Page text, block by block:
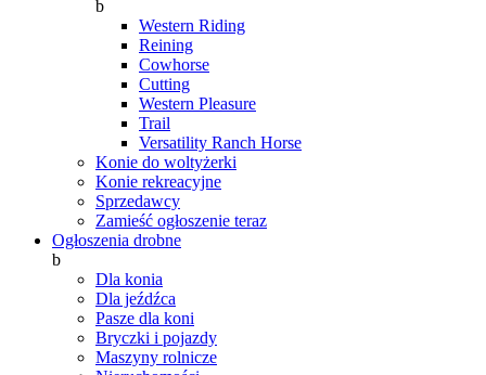
b
Western Riding
Reining
Cowhorse
Cutting
Western Pleasure
Trail
Versatility Ranch Horse
Konie do woltyżerki
Konie rekreacyjne
Sprzedawcy
Zamieść ogłoszenie teraz
Ogłoszenia drobne
b
Dla konia
Dla jeźdźca
Pasze dla koni
Bryczki i pojazdy
Maszyny rolnicze